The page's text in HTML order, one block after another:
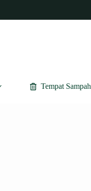
Tempat Sampah